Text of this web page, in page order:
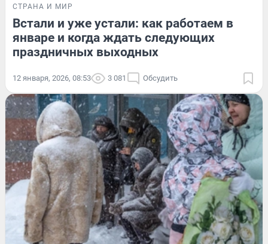
СТРАНА И МИР
Встали и уже устали: как работаем в
январе и когда ждать следующих
праздничных выходных
12 января, 2026, 08:53 3 081 Обсудить